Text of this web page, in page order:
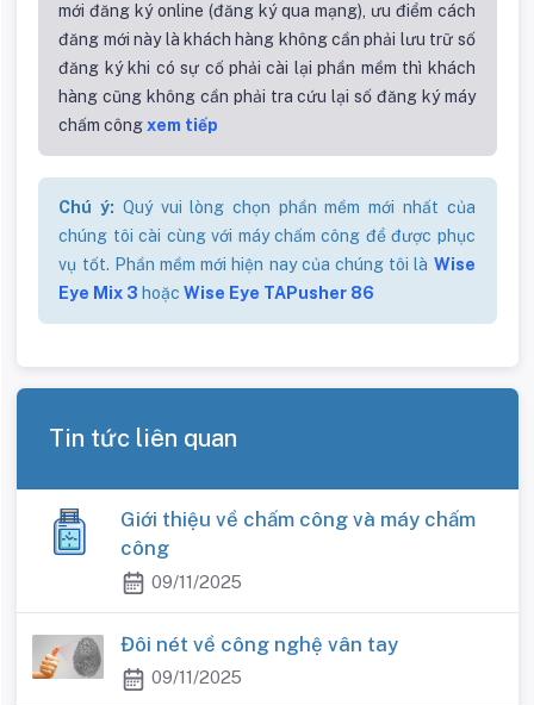
Tin tức liên quan
Giới thiệu về chấm công và máy chấm
công
09/11/2025
Đôi nét về công nghệ vân tay
09/11/2025
mới đăng ký online (đăng ký qua mạng), ưu điểm cách
đăng mới này là khách hàng không cần phải lưu trữ số
đăng ký khi có sự cố phải cài lại phần mềm thì khách
hàng cũng không cần phải tra cứu lại số đăng ký máy
chấm côngxem tiếp
Chú ý: Quý vui lòng chọn phần mềm mới nhất của
chúng tôi cài cùng với máy chấm công để được phục
vụ tốt. Phần mềm mới hiện nay của chúng tôi là Wise
Eye Mix 3 hoặcWise Eye TAPusher 86